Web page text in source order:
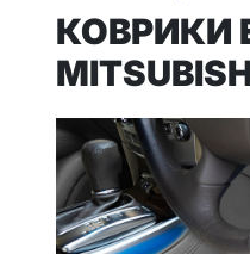
КОВРИКИ